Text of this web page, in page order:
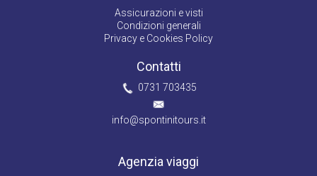
Assicurazioni e visti
Condizioni generali
Privacy e Cookies Policy
Contatti
0731 703435
info@spontinitours.it
Agenzia viaggi